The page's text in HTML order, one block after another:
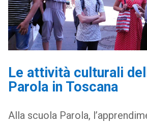
Le attività culturali
Parola in Toscana
Alla scuola Parola,